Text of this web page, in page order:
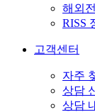
해외
RISS
고객센터
자주
상담
상담